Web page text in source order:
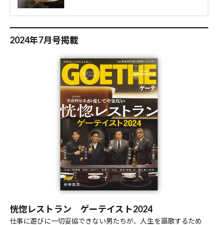
2024年7月号掲載
恍惚レストラン ゲーテイスト2024
仕事に遊びに一切妥協できない男たちが、人生を謳歌するため